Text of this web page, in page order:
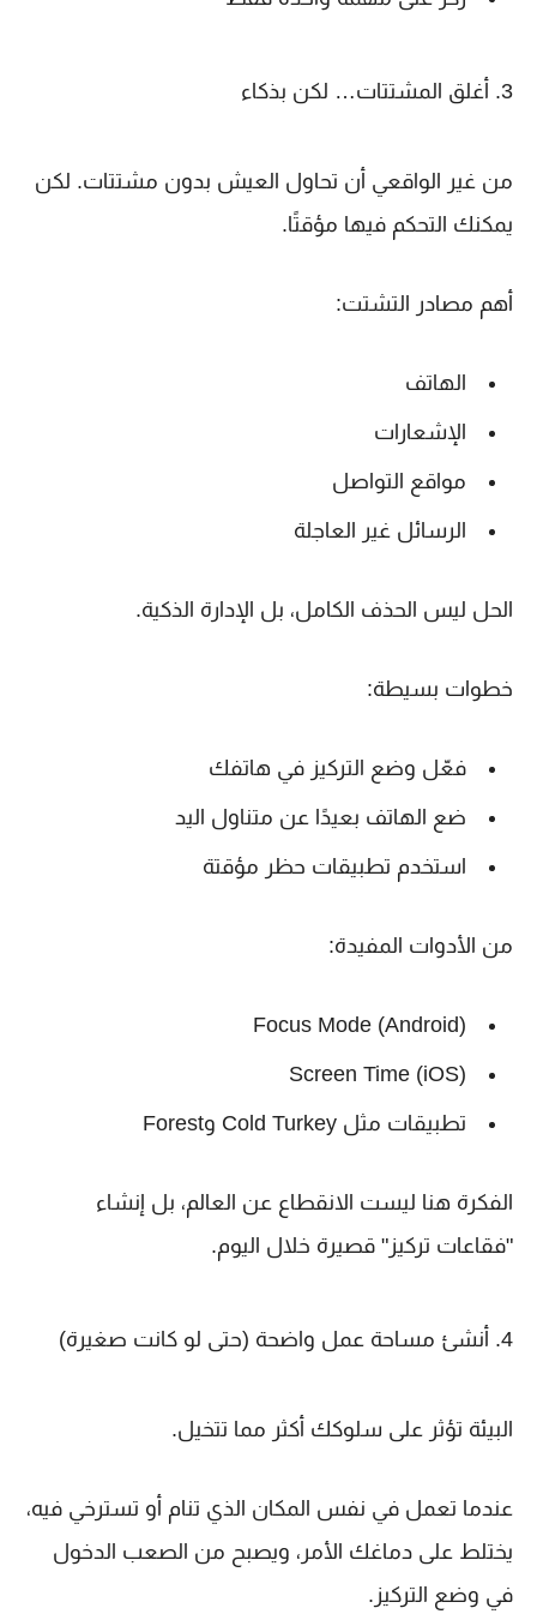
3. أغلق المشتتات… لكن بذكاء
من غير الواقعي أن تحاول العيش بدون مشتتات. لكن
يمكنك التحكم فيها مؤقتًا.
أهم مصادر التشتت:
الهاتف
الإشعارات
مواقع التواصل
الرسائل غير العاجلة
الحل ليس الحذف الكامل، بل الإدارة الذكية.
خطوات بسيطة:
فعّل وضع التركيز في هاتفك
ضع الهاتف بعيدًا عن متناول اليد
استخدم تطبيقات حظر مؤقتة
من الأدوات المفيدة:
Focus Mode (Android)
Screen Time (iOS)
تطبيقات مثل Cold Turkey وForest
الفكرة هنا ليست الانقطاع عن العالم، بل إنشاء
"فقاعات تركيز" قصيرة خلال اليوم.
4. أنشئ مساحة عمل واضحة (حتى لو كانت صغيرة)
البيئة تؤثر على سلوكك أكثر مما تتخيل.
عندما تعمل في نفس المكان الذي تنام أو تسترخي فيه،
يختلط على دماغك الأمر، ويصبح من الصعب الدخول
في وضع التركيز.